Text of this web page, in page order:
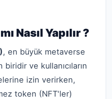
Nasıl Yapılır ?
), en büyük metaverse
ve kullanıcıların
izin verirken,
token (NFT'ler)